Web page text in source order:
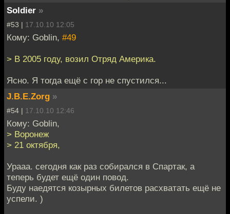
Soldier »
#53 | 17.10.10 12:05
Кому: Goblin, #49
> В 2005 году, возил Отряд Америка.
Ясно. Я тогда ещё с гор не спустился...
J.B.E.Zorg »
#54 | 17.10.10 12:46
Кому: Goblin,
> Воронеж
> 21 октября,
Урааа. сегодня как раз собирался в Спартак, а
теперь будет ещё один повод.
Буду наедятся козырных билетов расхватать ещё не
успели. )